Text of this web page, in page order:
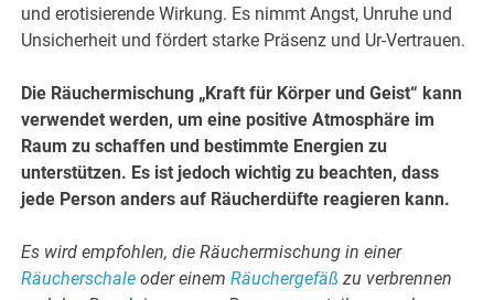
und erotisierende Wirkung. Es nimmt Angst, Unruhe und
Unsicherheit und fördert starke Präsenz und Ur-Vertrauen.
Die Räuchermischung „Kraft für Körper und Geist“ kann
verwendet werden, um eine positive Atmosphäre im
Raum zu schaffen und bestimmte Energien zu
unterstützen. Es ist jedoch wichtig zu beachten, dass
jede Person anders auf Räucherdüfte reagieren kann.
Es wird empfohlen, die Räuchermischung in einer
Räucherschale oder einemRäuchergefäß zu verbrennen